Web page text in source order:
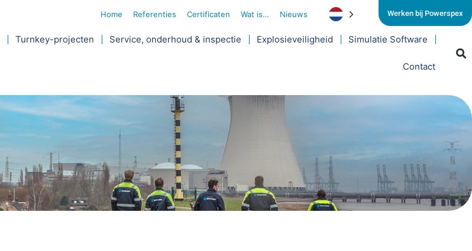
Home Referenties Certificaten Wat is… Nieuws Werken bij Powerspex
Turnkey-projecten Service, onderhoud & inspectie Explosieveiligheid Simulatie Software
Contact